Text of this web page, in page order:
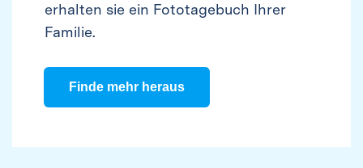
erhalten sie ein Fototagebuch Ihrer
Familie.
Finde mehr heraus